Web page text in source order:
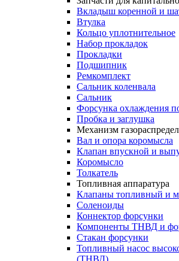
Вкладыш коренной и
Втулка
Кольцо уплотнительное
Набор прокладок
Прокладки
Подшипник
Ремкомплект
Сальник коленвала
Сальник
Форсунка охлаждения
Пробка и заглушка
Механизм
Вал и опора коромысла
Клапан впускной и
Коромысло
Толкатель
Топливная аппаратура
Клапаны топливный и
Соленоиды
Коннектор форсунки
Компоненты ТНВД и
Стакан форсунки
Топливный насос
(ТНВД)